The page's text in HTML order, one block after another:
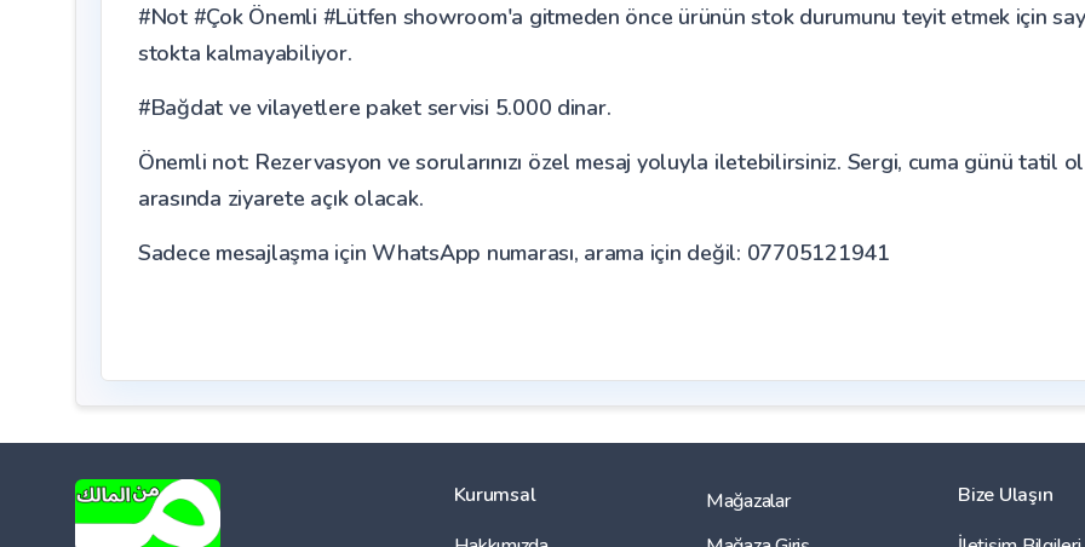
#Not #Çok Önemli #Lütfen showroom'a gitmeden önce ürünün stok durumunu teyit etmek için
stokta kalmayabiliyor.
#Bağdat ve vilayetlere paket servisi 5.000 dinar.
Önemli not: Rezervasyon ve sorularınızı özel mesaj yoluyla iletebilirsiniz. Sergi, cuma günü tatil
arasında ziyarete açık olacak.
Sadece mesajlaşma için WhatsApp numarası, arama için değil: 07705121941
Kurumsal
Mağazalar
Bize Ulaşın